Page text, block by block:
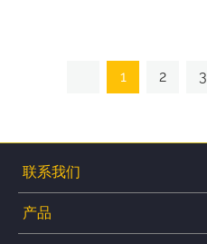
1 2 3
联系我们
产品